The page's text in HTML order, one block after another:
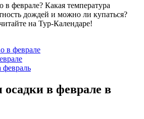
феврале? Какая температура
дождей и можно ли купаться?
на Тур-Календаре!
в феврале
февраль
осадки в феврале в